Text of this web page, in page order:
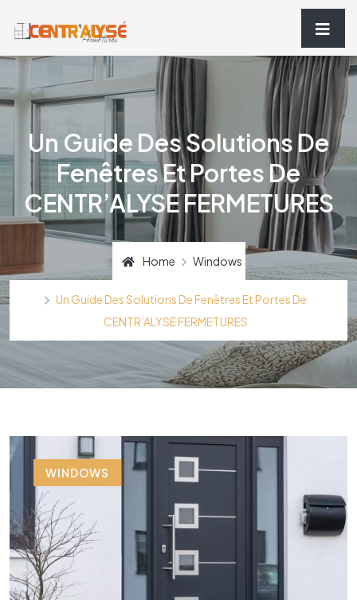
Un Guide Des Solutions De
Fenêtres Et Portes De
CENTR’ALYSE FERMETURES
Home Windows
Un Guide Des Solutions De Fenêtres Et Portes De
CENTR’ALYSE FERMETURES
WINDOWS